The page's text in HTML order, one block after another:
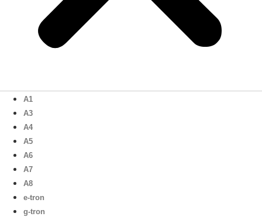
A1
A3
A4
A5
A6
A7
A8
e-tron
g-tron